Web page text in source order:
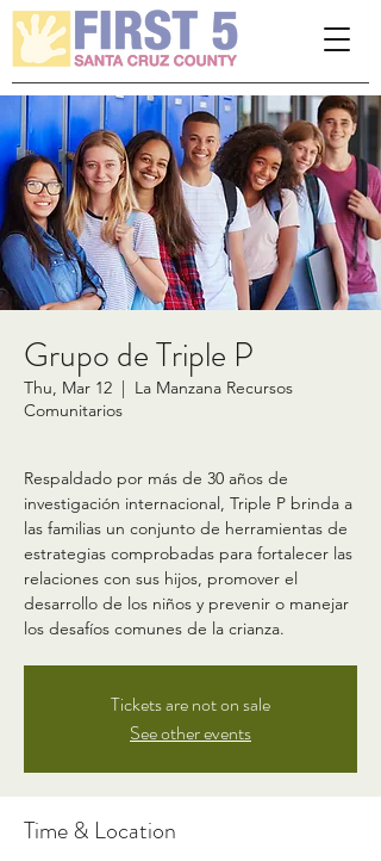
note:
This
website
includes
accessibility
system.
Grupo de Triple P
Thu, Mar 12
  |
La Manzana Recursos
Comunitarios
Respaldado por más de 30 años de
investigación internacional, Triple P brinda a
las familias un conjunto de herramientas de
estrategias comprobadas para fortalecer las
relaciones con sus hijos, promover el
desarrollo de los niños y prevenir o manejar
los desafíos comunes de la crianza.
Tickets are not on sale
See other events
Time & Location